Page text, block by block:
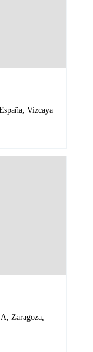
Vizcaya
Zaragoza,